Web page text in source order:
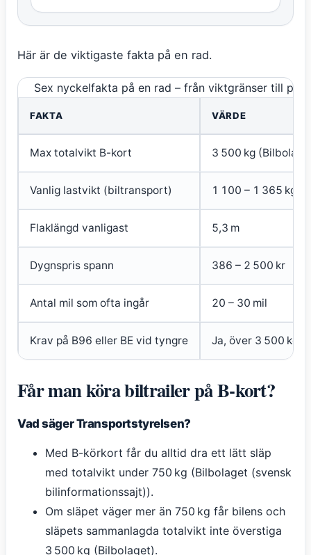
Här är de viktigaste fakta på en rad.
Sex nyckelfakta på en rad – från viktgränser till
FAKTA VÄRDE
Max totalvikt B-kort 3 500 kg
Vanlig lastvikt (biltransport) 1 100 – 1 365 kg
Flaklängd vanligast 5,3 m
Dygnspris spann 386 – 2 500 kr
Antal mil som ofta ingår 20 – 30 mil
Krav på B96 eller BE vid tyngre Ja, över 3 500 kg
Får man köra biltrailer på B‑kort?
Vad säger Transportstyrelsen?
Med B-körkort får du alltid dra ett lätt släp
med totalvikt under 750 kg (Bilbolaget (svensk
bilinformationssajt)).
Om släpet väger mer än 750 kg får bilens och
släpets sammanlagda totalvikt inte överstiga
3 500 kg (Bilbolaget).